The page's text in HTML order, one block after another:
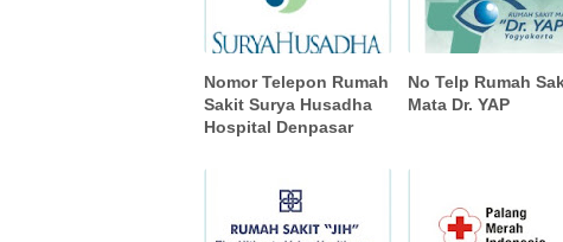
Nomor Telepon Rumah
Sakit Surya Husadha
Hospital Denpasar
No Telp Rumah
Mata Dr. YAP